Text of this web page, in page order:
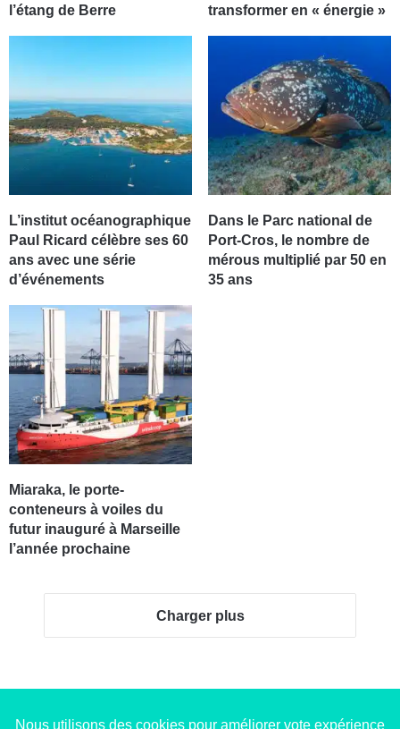
l’étang de Berre
transformer en « énergie »
L’institut océanographique
Paul Ricard célèbre ses 60
ans avec une série
d’événements
Dans le Parc national de
Port-Cros, le nombre de
mérous multiplié par 50 en
35 ans
Miaraka, le porte-
conteneurs à voiles du
futur inauguré à Marseille
l’année prochaine
Charger plus